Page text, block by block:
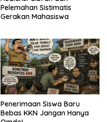
Pelemahan Sistimatis
Gerakan Mahasiswa
Penerimaan Siswa Baru
Bebas KKN Jangan Hanya